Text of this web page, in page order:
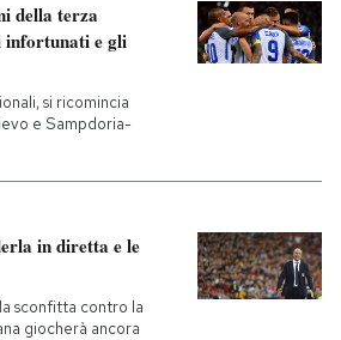
della terza
infortunati e gli
si ricomincia
e Sampdoria-
in diretta e le
sconfitta contro la
giocherà ancora